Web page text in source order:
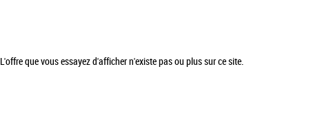
L'offre que vous essayez d'afficher n'existe pas ou plus sur ce site.